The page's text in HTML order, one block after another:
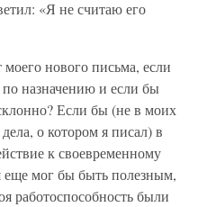
«Я не считаю его
моего нового письма, если
назначению и если бы
Если бы (не в моих
о котором я писал) в
к своевременному
еще мог бы быть полезным,
работоспособность были